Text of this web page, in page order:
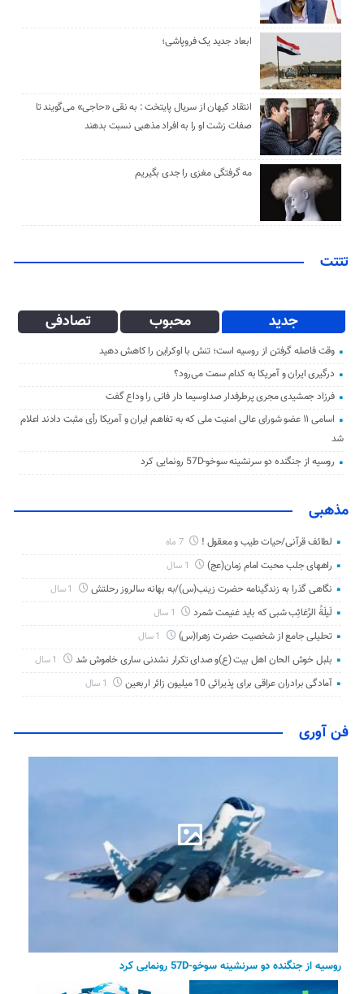
ابعاد جدید یک فروپاشی؛
انتقاد کیهان از سریال پایتخت : به نقی «حاجی» می‌گویند تا
صفات زشت او را به افراد مذهبی نسبت بدهند
مه گرفتگی مغزی را جدی بگیریم
تتتت
جدید محبوب تصادفی
وقت فاصله گرفتن از روسیه است؛ تنش با اوکراین را کاهش دهید
درگیری ایران و آمریکا به کدام سمت می‌رود؟
فرزاد جمشیدی مجری پرطرفدار صداوسیما دار فانی را وداع گفت
اسامی ۱۱ عضو شورای عالی امنیت ملی که به تفاهم ایران و آمریکا رأی مثبت دادند اعلام
شد
روسیه از جنگنده دو سرنشینه سوخو-57D رونمایی کرد
مذهبی
لطائف قرآنی/حیات طیب و معقول ! 7 ماه
راههای جلب محبت امام زمان(عج)
نگاهی گذرا به زندگینامه حضرت زینب(س)/به بهانه سالروز رحلتش
لَیلَةُ الرَّغائِب شبی که باید غنیمت شمرد
تحلیلی جامع از شخصیت حضرت زهرا(س)
بلبل خوش الحان اهل بیت (ع)و صدای تکرار نشدنی ساری خاموش شد
آمادگی برادران عراقی برای پذیرائی 10 میلیون زائر اربعین
فن آوری
روسیه از جنگنده دو سرنشینه سوخو-57D رونمایی کرد